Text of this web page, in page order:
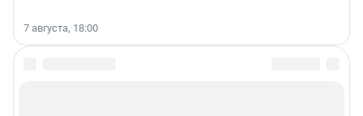
7 августа, 18:00